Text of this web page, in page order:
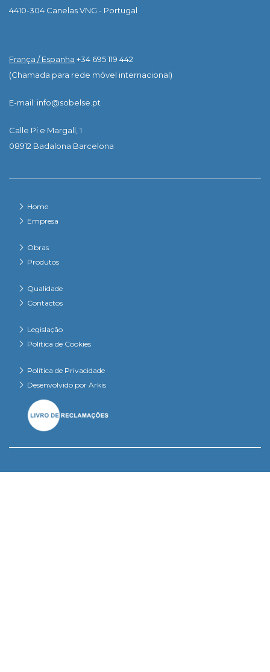
4410-304 Canelas VNG - Portugal
França / Espanha +34 695 119 442
(Chamada para rede móvel internacional)
E-mail: info@sobelse.pt
Calle Pi e Margall, 1
08912 Badalona Barcelona
Home
Empresa
Obras
Produtos
Qualidade
Contactos
Legislação
Política de Cookies
Política de Privacidade
Desenvolvido por Arkis